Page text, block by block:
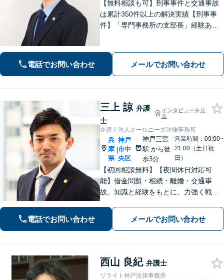
【無料相談も可】刑事事件と交通事故
は累計350件以上の解決実績【刑事事
件】「専門事務所の支部長」経験あ
額した事例、示談金が5倍以上に増額し
た事例など多数【神戸駅3分】
電話でお問い合わせ メールでお問い合わせ
三上 諒 弁護
士
インタビューを見
る
弁護士法人オールニーズ法律事務所
兵
庫
県
|
神戸
市中
央区
神戸三宮
駅から徒
歩3分
営業時間：09:00~
21:00（土日祝
日）
【初回相談無料】【夜間休日対応可
能】借金問題・相続・離婚・交通事
故。知識と経験をもとに、力強く戦い
剣に向き合い、わかりやすい言葉を心
掛けます。
電話でお問い合わせ メールでお問い合わせ
西山 良紀 弁護士
リライト神戸法律事務所